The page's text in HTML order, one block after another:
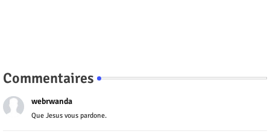
Commentaires
webrwanda
Que Jesus vous pardone.